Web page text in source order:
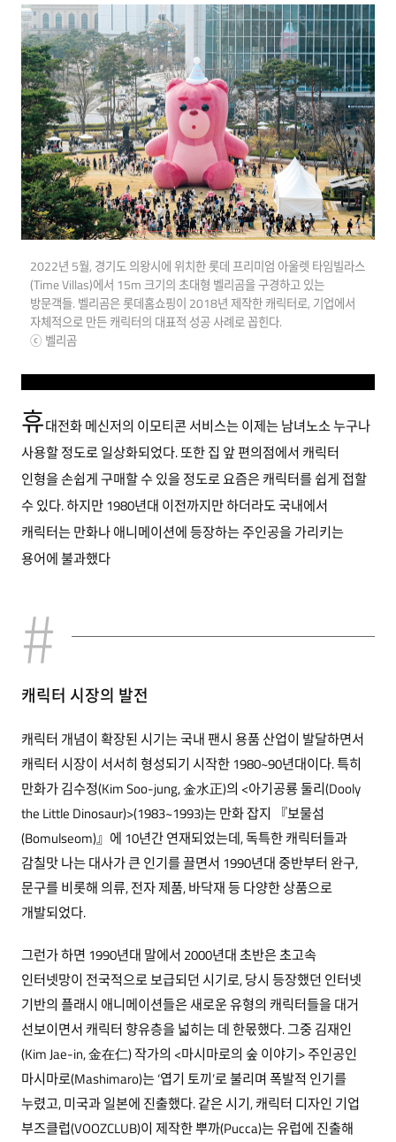
2022년 5월, 경기도 의왕시에 위치한 롯데 프리미엄 아울렛 타임빌라스
(Time Villas)에서 15m 크기의 초대형 벨리곰을 구경하고 있는
방문객들. 벨리곰은 롯데홈쇼핑이 2018년 제작한 캐릭터로, 기업에서
자체적으로 만든 캐릭터의 대표적 성공 사례로 꼽힌다.
ⓒ 벨리곰
휴대전화 메신저의 이모티콘 서비스는 이제는 남녀노소 누구나
사용할 정도로 일상화되었다. 또한 집 앞 편의점에서 캐릭터
인형을 손쉽게 구매할 수 있을 정도로 요즘은 캐릭터를 쉽게 접할
수 있다. 하지만 1980년대 이전까지만 하더라도 국내에서
캐릭터는 만화나 애니메이션에 등장하는 주인공을 가리키는
용어에 불과했다
캐릭터 시장의 발전
캐릭터 개념이 확장된 시기는 국내 팬시 용품 산업이 발달하면서
캐릭터 시장이 서서히 형성되기 시작한 1980~90년대이다. 특히
만화가 김수정(Kim Soo-jung, 金水正)의 <아기공룡 둘리(Dooly
the Little Dinosaur)>(1983~1993)는 만화 잡지 『보물섬
(Bomulseom)』에 10년간 연재되었는데, 독특한 캐릭터들과
감칠맛 나는 대사가 큰 인기를 끌면서 1990년대 중반부터 완구,
문구를 비롯해 의류, 전자 제품, 바닥재 등 다양한 상품으로
개발되었다.
그런가 하면 1990년대 말에서 2000년대 초반은 초고속
인터넷망이 전국적으로 보급되던 시기로, 당시 등장했던 인터넷
기반의 플래시 애니메이션들은 새로운 유형의 캐릭터들을 대거
선보이면서 캐릭터 향유층을 넓히는 데 한몫했다. 그중 김재인
(Kim Jae-in, 金在仁) 작가의 <마시마로의 숲 이야기> 주인공인
마시마로(Mashimaro)는 ‘엽기 토끼’로 불리며 폭발적 인기를
누렸고, 미국과 일본에 진출했다. 같은 시기, 캐릭터 디자인 기업
부즈클럽(VOOZCLUB)이 제작한 뿌까(Pucca)는 유럽에 진출해